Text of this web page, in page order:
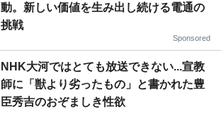
動。新しい価値を生み出し続ける電通の
挑戦
Sponsored
NHK大河ではとても放送できない...宣教
師に「獣より劣ったもの」と書かれた豊
臣秀吉のおぞましき性欲